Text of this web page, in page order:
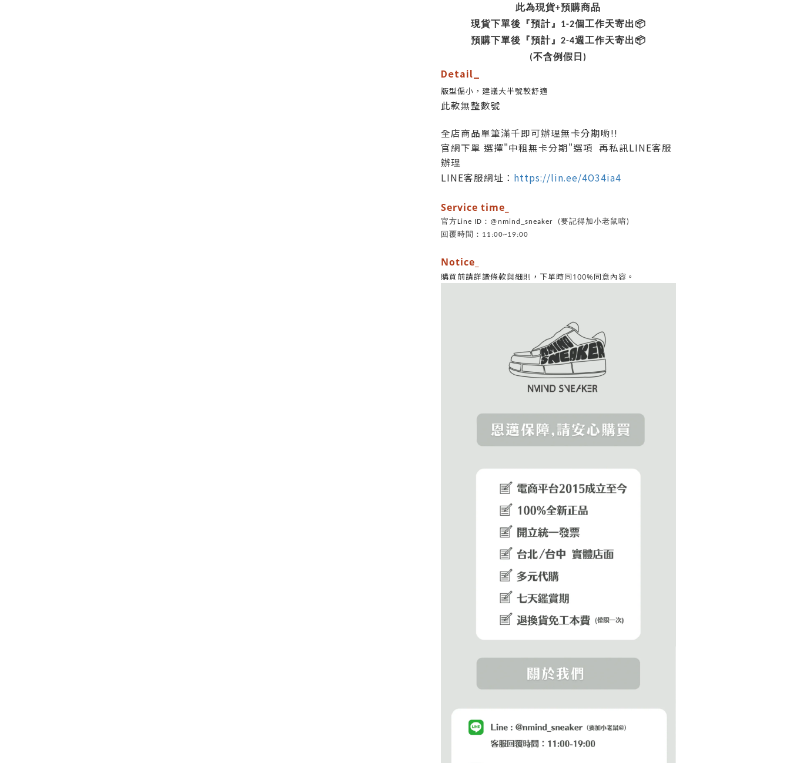
此為現貨+預購商品
現貨下單後『預計』1-2個工作天寄出📦
預購下單後『預計』2-4週工作天寄出📦
(不含例假日)
Detail_
版型偏小，建議大半號較舒適
此款無整數號
全店商品單筆滿千即可辦理無卡分期喲!!
官網下單 選擇"中租無卡分期"選項 再私訊LINE客服
辦理
LINE客服網址： https://lin.ee/4O34ia4
Service time_
官方Line ID：@nmind_sneaker (要記得加小老鼠唷)
回覆時間：11:00~19:00
Notice_
購買前請詳讀條款與細則，下單時同100%同意內容。